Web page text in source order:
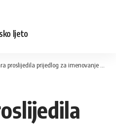
ljeto
prijedlog za imenovanje nove vlade FBiH Lendi i Stojanoviću